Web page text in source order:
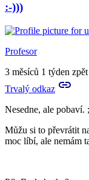
In
reply
to
Já
prosím
hlásím,
nechápu
Aries
:-)))
Profesor
3 měsíců 1 týden zpět
Trvalý odkaz
Nesedne, ale pobaví.
Můžu si to převrátit
moc líbí, ale nemám